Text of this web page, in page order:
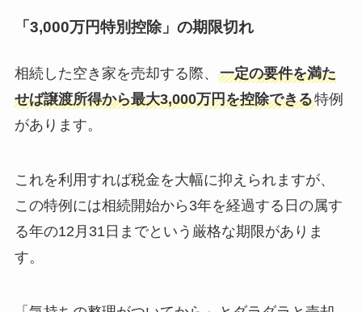
「3,000万円特別控除」の期限切れ
相続した空き家を売却する際、 一定の要件を満た
せば譲渡所得から最大3,000万円を控除できる特例
があります。
これを利用すれば税金を大幅に抑えられますが、
この特例には相続開始から3年を経過する日の属す
る年の12月31日までという厳格な期限がありま
す。